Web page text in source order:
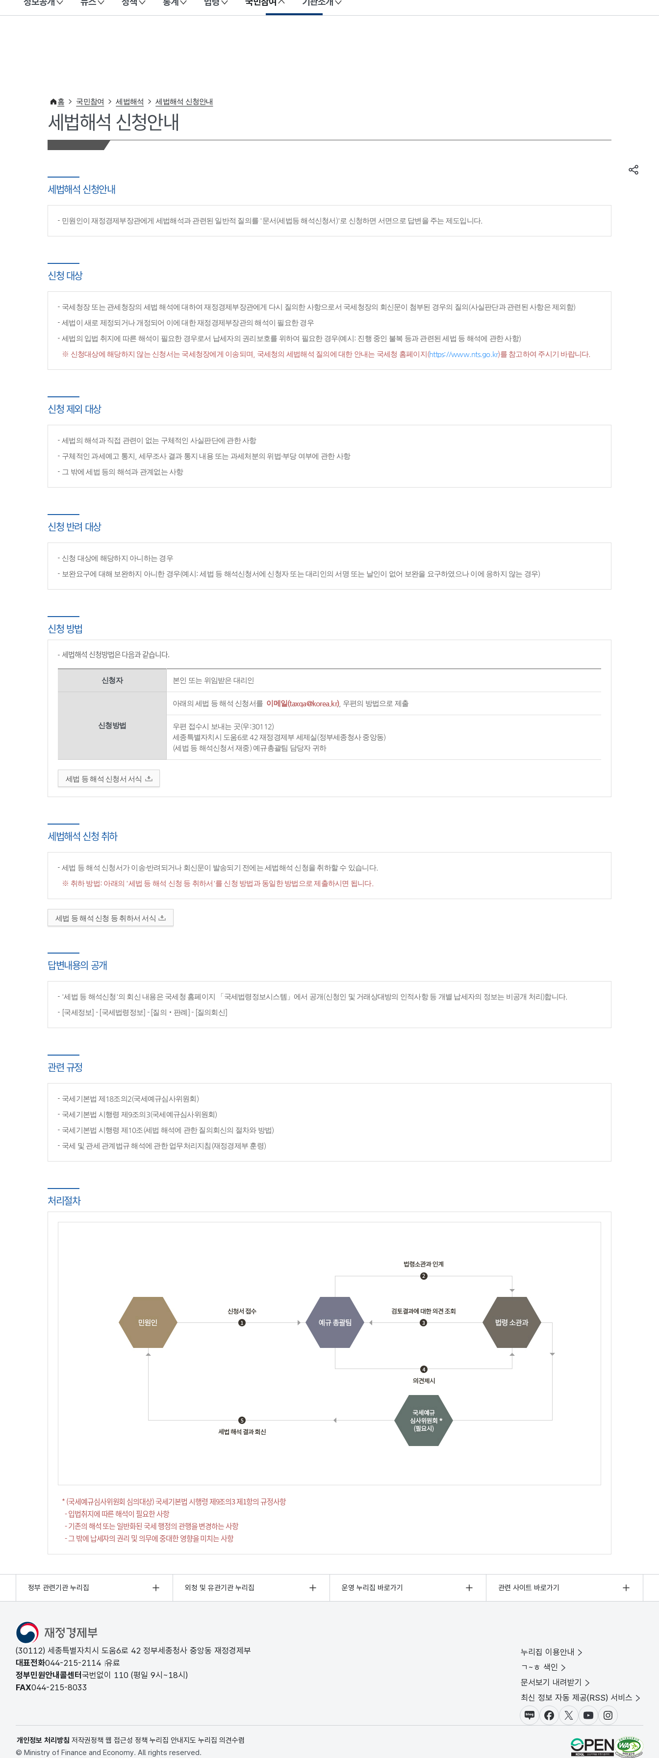
이 누리집은 대한민국 공식 전자정부 누리집입니다.
홈 국민참여 세법해석 세법해석 신청안내
세법해석 신청안내
세법해석 신청안내
민원인이 재정경제부장관에게 세법해석과 관련된 일반적 질의를 '문서(세법등 해석신청서)'로 신청하면 서면으로 답변을 주는 제도입니다.
신청 대상
국세청장 또는 관세청장의 세법 해석에 대하여 재정경제부장관에게 다시 질의한 사항으로서 국세청장의 회신문이 첨부된 경우의 질의(사실판단과 관련된 사항은 제외함)
세법이 새로 제정되거나 개정되어 이에 대한 재정경제부장관의 해석이 필요한 경우
세법의 입법 취지에 따른 해석이 필요한 경우로서 납세자의 권리보호를 위하여 필요한 경우(예시: 진행 중인 불복 등과 관련된 세법 등 해석에 관한 사항)
※ 신청대상에 해당하지 않는 신청서는 국세청장에게 이송되며, 국세청의 세법해석 질의에 대한 안내는 국세청 홈페이지(https://www.nts.go.kr)를 참고하여 주시기 바랍니다.
신청 제외 대상
세법의 해석과 직접 관련이 없는 구체적인 사실판단에 관한 사항
구체적인 과세예고 통지, 세무조사 결과 통지 내용 또는 과세처분의 위법·부당 여부에 관한 사항
그 밖에 세법 등의 해석과 관계없는 사항
신청 반려 대상
신청 대상에 해당하지 아니하는 경우
보완요구에 대해 보완하지 아니한 경우(예시: 세법 등 해석신청서에 신청자 또는 대리인의 서명 또는 날인이 없어 보완을 요구하였으나 이에 응하지 않는 경우)
신청 방법
세법해석 신청방법은 다음과 같습니다.
신청자 본인 또는 위임받은 대리인
신청방법
아래의 세법 등 해석 신청서를 이메일(taxqa@korea.kr), 우편의 방법으로 제출
우편 접수시 보내는 곳(우:30112)
세종특별자치시 도움6로 42 재정경제부 세제실(정부세종청사 중앙동)
(세법 등 해석신청서 재중) 예규총괄팀 담당자 귀하
세법 등 해석 신청서 서식
세법해석 신청 취하
세법 등 해석 신청서가 이송·반려되거나 회신문이 발송되기 전에는 세법해석 신청을 취하할 수 있습니다.
※ 취하 방법: 아래의 '세법 등 해석 신청 등 취하서'를 신청 방법과 동일한 방법으로 제출하시면 됩니다.
세법 등 해석 신청 등 취하서 서식
답변내용의 공개
'세법 등 해석신청'의 회신 내용은 국세청 홈페이지 「국세법령정보시스템」에서 공개(신청인 및 거래상대방의 인적사항 등 개별 납세자의 정보는 비공개 처리)합니다.
[국세정보] - [국세법령정보] - [질의‧판례] - [질의회신]
관련 규정
국세기본법 제18조의2(국세예규심사위원회)
국세기본법 시행령 제9조의3(국세예규심사위원회)
국세기본법 시행령 제10조(세법 해석에 관한 질의회신의 절차와 방법)
국세 및 관세 관계법규 해석에 관한 업무처리지침(재정경제부 훈령)
처리절차
* (국세예규심사위원회 심의대상) 국세기본법 시행령 제9조의3 제1항의 규정사항
- 입법취지에 따른 해석이 필요한 사항
- 기존의 해석 또는 일반화된 국세 행정의 관행을 변경하는 사항
- 그 밖에 납세자의 권리 및 의무에 중대한 영향을 미치는 사항
정부 관련기관 누리집 외청 및 유관기관 누리집 운영 누리집 바로가기 관련 사이트 바로가기
(30112) 세종특별자치시 도움6로 42 정부세종청사 중앙동 재정경제부
대표전화044-215-2114 유료
정부민원안내콜센터 국번없이 110 (평일 9시~18시)
FAX044-215-8033
누리집 이용안내
ㄱ~ㅎ 색인
문서보기 내려받기
최신 정보 자동 제공(RSS) 서비스
블로그페이스북X(트위터)
유튜브인스타그램
개인정보 처리방침 저작권정책 웹 접근성 정책 누리집 안내지도 누리집 의견수렴
© Ministry of Finance and Economy. All rights reserved.